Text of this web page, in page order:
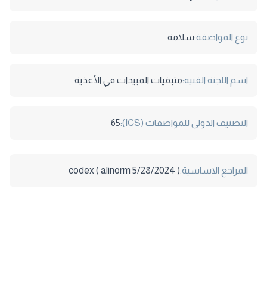
نوع المواصفة:سلامة
اسم اللجنة الفنية:متبقيات المبيدات في الأغذية
التصنيف الدولى للمواصفات (ICS): 65
المراجع الاساسية:codex ( alinorm 5/28/2024 )